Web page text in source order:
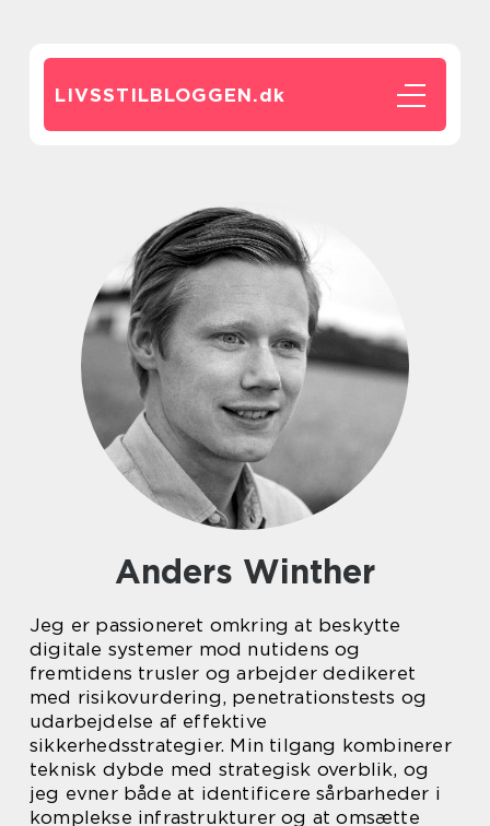
LIVSSTILBLOGGEN.dk
Anders Winther
Jeg er passioneret omkring at beskytte
digitale systemer mod nutidens og
fremtidens trusler og arbejder dedikeret
med risikovurdering, penetrationstests og
udarbejdelse af effektive
sikkerhedsstrategier. Min tilgang kombinerer
teknisk dybde med strategisk overblik, og
jeg evner både at identificere sårbarheder i
komplekse infrastrukturer og at omsætte